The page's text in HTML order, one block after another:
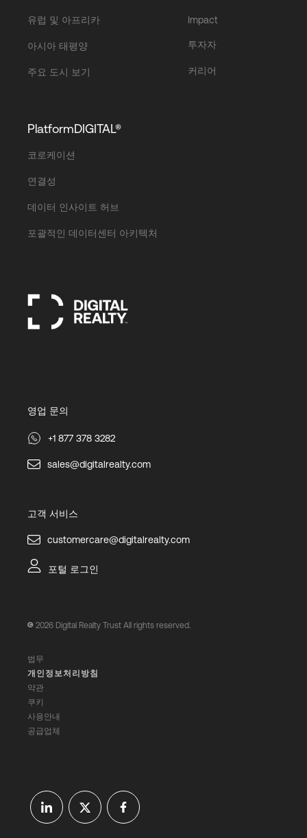
유럽 및 아프리카
아시아 태평양
주요 도시 보기
Impact
투자자
커리어
PlatformDIGITAL®
코로케이션
연결성
데이터 인사이트 허브
포괄적인 데이터센터 아키텍처
영업 문의
+1 877 378 3282
sales@digitalrealty.com
고객 서비스
customercare@digitalrealty.com
포털 로그인
2026 Digital Realty Trust All rights reserved.
법무
개인정보처리방침
약관
쿠키
사용안내
공급업체